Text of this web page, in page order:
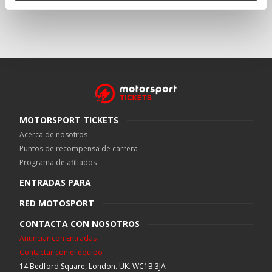
MOTORSPORT TICKETS
Acerca de nosotros
Puntos de recompensa de carrera
Programa de afiliados
ENTRADAS PARA
RED MOTOSPORT
CONTACTA CON NOSOTROS
Anunciar con Entradas
Contactar con el equipo
14 Bedford Square, London. UK. WC1B 3JA